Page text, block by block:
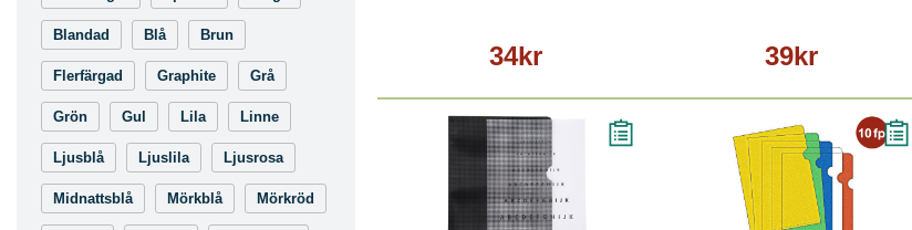
Blandad Blå Brun
Flerfärgad Graphite Grå
Grön Gul Lila Linne
Ljusblå Ljuslila Ljusrosa
Midnattsblå Mörkblå Mörkröd
34kr 39kr